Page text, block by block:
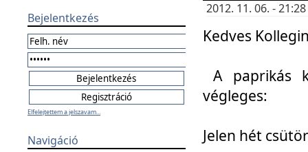
Bejelentkezés
Elfelejtettem a jelszavam...
Navigáció
2012. 11. 06. -
Kedves
A paprikás
végleges:
Jelen hét